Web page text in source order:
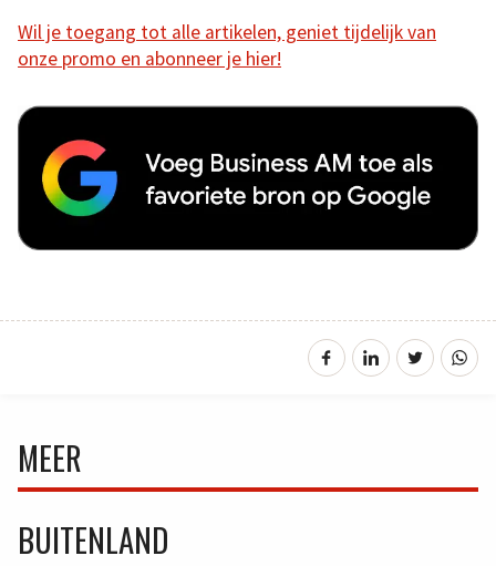
Wil je toegang tot alle artikelen, geniet tijdelijk van
onze promo en abonneer je hier!
MEER
BUITENLAND